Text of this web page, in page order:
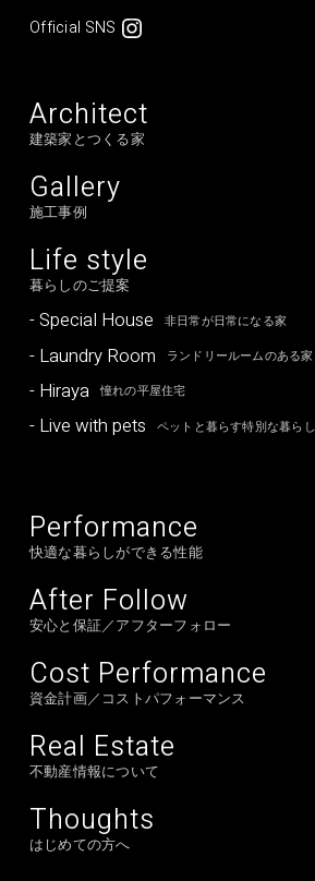
Official SNS
Architect
建築家とつくる家
Gallery
施工事例
Life style
暮らしのご提案
- Special House 非日常が日常になる家
- Laundry Room ランドリールームのある家
- Hiraya 憧れの平屋住宅
- Live with pets ペットと暮らす特別な暮らし
Performance
快適な暮らしができる性能
After Follow
安心と保証／アフターフォロー
Cost Performance
資金計画／コストパフォーマンス
Real Estate
不動産情報について
Thoughts
はじめての方へ